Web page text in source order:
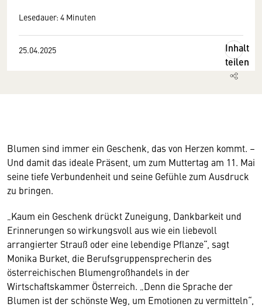
Lesedauer: 4 Minuten
25.04.2025
Inhalt
teilen
Blumen sind immer ein Geschenk, das von Herzen kommt. –
Und damit das ideale Präsent, um zum Muttertag am 11. Mai
seine tiefe Verbundenheit und seine Gefühle zum Ausdruck
zu bringen.
„Kaum ein Geschenk drückt Zuneigung, Dankbarkeit und
Erinnerungen so wirkungsvoll aus wie ein liebevoll
arrangierter Strauß oder eine lebendige Pflanze“, sagt
Monika Burket, die Berufsgruppensprecherin des
österreichischen Blumengroßhandels in der
Wirtschaftskammer Österreich. „Denn die Sprache der
Blumen ist der schönste Weg, um Emotionen zu vermitteln“,